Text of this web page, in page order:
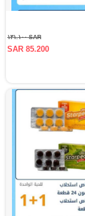
SAR ١٣١.١٠٠
SAR 85.200